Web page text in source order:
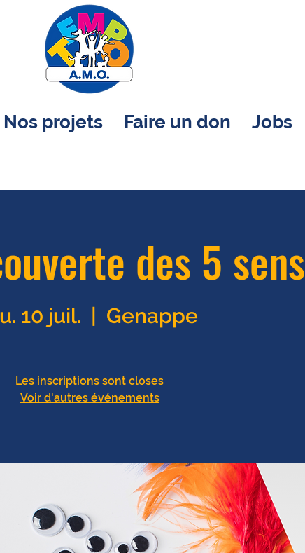
Nos projets Faire un don Jobs
des 5 sens
10 juil. Genappe
Les inscriptions sont closes
Voir d'autres événements